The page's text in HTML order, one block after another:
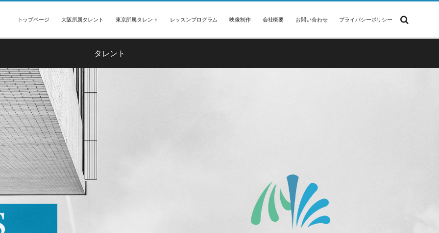
トップページ 大阪所属タレント 東京所属タレント レッスンプログラム 映像制作 会社概要 お問い合わせ プライバシーポリシー
タレント